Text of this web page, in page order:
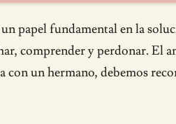
papel fundamental en la
comprender y perdonar. El
un hermano, debemos